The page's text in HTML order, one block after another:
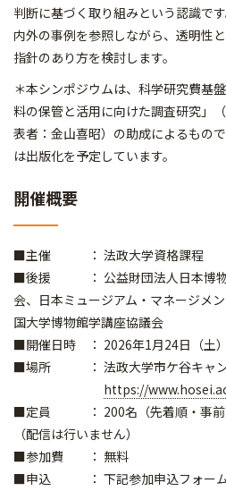
判断に基づく取り組みという認識で
内外の事例を参照しながら、透明性
指針のあり方を検討します。
＊本シンポジウムは、科学研究費基
料の保管と活用に向けた調査研究」
表者：金山喜昭）の助成によるもの
は出版化を予定しています。
開催概要
■主催 ： 法政大学資格課程
■後援 ： 公益財団法人日本博物
会、日本ミュージアム・マネージメ
国大学博物館学講座協議会
■開催日時 ： 2026年1月24日（土）
■場所 ： 法政大学市ケ谷キャン
https://
■定員 ： 200名（先着順・事前
（配信は行いません）
■参加費 ： 無料
■申込 ： 下記参加申込フォーム